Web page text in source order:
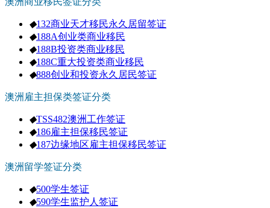
◆132商业天才移民永久居留签证
◆188A创业类商业移民
◆188B投资类商业移民
◆188C重大投资类商业移民
◆888创业和投资永久居民签证
澳洲雇主担保类签证分类
◆TSS482澳洲工作签证
◆186雇主担保移民签证
◆187边缘地区雇主担保移民签证
澳洲留学签证分类
◆500学生签证
◆590学生监护人签证